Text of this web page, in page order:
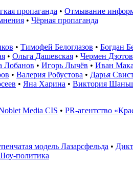
пропаганда • Отмывание
• Чёрная пропаганда
• Тимофей Белоглазов • Богдан
• Ольга Дашевская • Чермен Дзотов
Лобанов • Игорь Лычёв • Иван
• Валерия Робустова • Дарья
• Яна Харина • Виктория
Media CIS • PR-агентство
модель Лазарсфельда •
политика